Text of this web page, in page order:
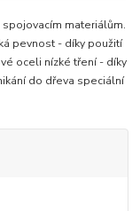
materiálům.
pevnost - díky použití
oceli nízké tření - díky
do dřeva speciální